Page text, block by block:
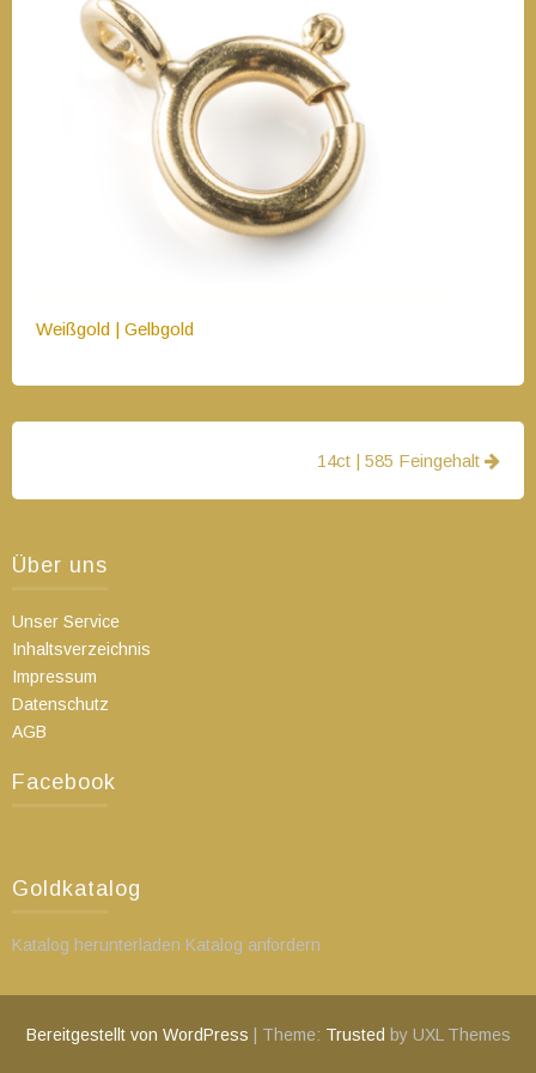
Weißgold | Gelbgold
14ct | 585 Feingehalt
Über uns
Unser Service
Inhaltsverzeichnis
Impressum
Datenschutz
AGB
Facebook
Goldkatalog
Katalog herunterladen Katalog anfordern
Bereitgestellt von WordPress Theme: Trusted by UXL Themes